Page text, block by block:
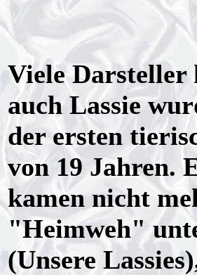
Viele Darsteller
auch Lassie
der ersten
von 19 Jahren.
kamen nicht
"Heimweh"
(Unsere